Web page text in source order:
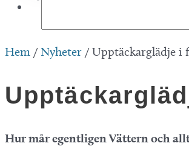
Hem / Nyheter /Upptäckarglädje i
Hur mår egentligen Vättern och